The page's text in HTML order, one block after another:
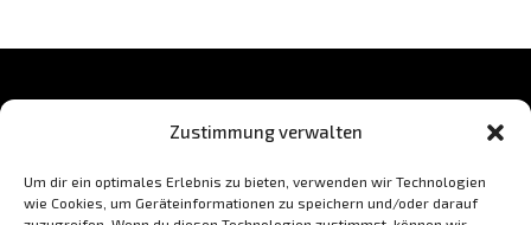
Zustimmung verwalten
Um dir ein optimales Erlebnis zu bieten, verwenden wir Technologien
wie Cookies, um Geräteinformationen zu speichern und/oder darauf
BLEIB AUF DEM LAUFENDEN